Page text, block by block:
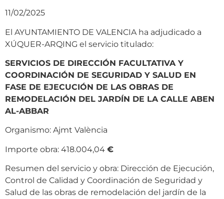
11/02/2025
El AYUNTAMIENTO DE VALENCIA ha adjudicado a
XÚQUER-ARQING el servicio titulado:
SERVICIOS DE DIRECCIÓN FACULTATIVA Y
COORDINACIÓN DE SEGURIDAD Y SALUD EN
FASE DE EJECUCIÓN DE LAS OBRAS DE
REMODELACIÓN DEL JARDÍN DE LA CALLE ABEN
AL-ABBAR
Organismo: Ajmt València
Importe obra: 418.004,04 €
Resumen del servicio y obra: Dirección de Ejecución,
Control de Calidad y Coordinación de Seguridad y
Salud de las obras de remodelación del jardín de la